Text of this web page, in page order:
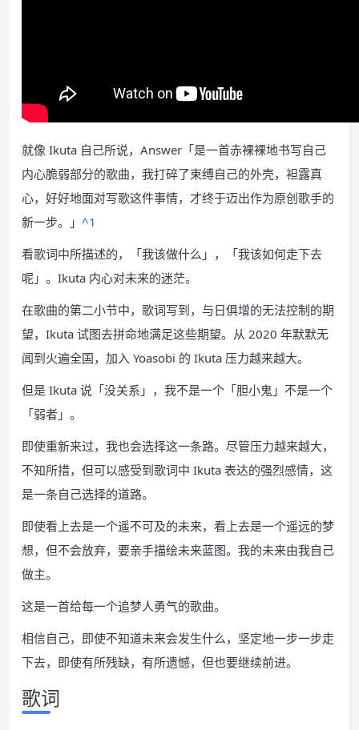
就像 Ikuta 自己所说，Answer「是一首赤裸裸地书写自己
内心脆弱部分的歌曲，我打碎了束缚自己的外壳，袒露真
心，好好地面对写歌这件事情，才终于迈出作为原创歌手的
新一步。」 ^1
看歌词中所描述的，「我该做什么」，「我该如何走下去
呢」。Ikuta 内心对未来的迷茫。
在歌曲的第二小节中，歌词写到，与日俱增的无法控制的期
望，Ikuta 试图去拼命地满足这些期望。从 2020 年默默无
闻到火遍全国，加入 Yoasobi 的 Ikuta 压力越来越大。
但是 Ikuta 说「没关系」，我不是一个「胆小鬼」不是一个
「弱者」。
即使重新来过，我也会选择这一条路。尽管压力越来越大，
不知所措，但可以感受到歌词中 Ikuta 表达的强烈感情，这
是一条自己选择的道路。
即使看上去是一个遥不可及的未来，看上去是一个遥远的梦
想，但不会放弃，要亲手描绘未来蓝图。我的未来由我自己
做主。
这是一首给每一个追梦人勇气的歌曲。
相信自己，即使不知道未来会发生什么，坚定地一步一步走
下去，即使有所残缺，有所遗憾，但也要继续前进。
歌词